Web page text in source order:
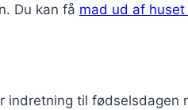
Du kan få mad ud af huset
indretning til fødselsdagen